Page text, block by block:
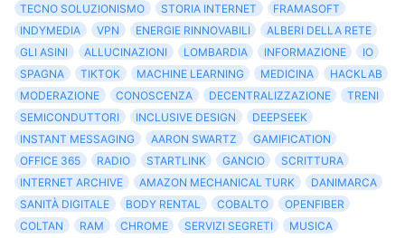
TECNO SOLUZIONISMO
STORIA INTERNET
FRAMASOFT
INDYMEDIA
VPN ENERGIE RINNOVABILI
ALBERI DELLA RETE
GLI ASINI
ALLUCINAZIONI LOMBARDIA INFORMAZIONE
IO
SPAGNA
TIKTOK MACHINE LEARNING MEDICINA
HACKLAB
MODERAZIONE
CONOSCENZA DECENTRALIZZAZIONE
TRENI
SEMICONDUTTORI
INCLUSIVE DESIGN
DEEPSEEK
INSTANT MESSAGING
AARON SWARTZ
GAMIFICATION
OFFICE 365
RADIO STARTLINK GANCIO
SCRITTURA
INTERNET ARCHIVE
AMAZON MECHANICAL TURK
DANIMARCA
SANITÀ DIGITALE
BODY RENTAL COBALTO
OPENFIBER
COLTAN
RAM CHROME SERVIZI SEGRETI
MUSICA